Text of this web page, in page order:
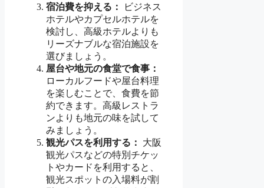
宿泊費を抑える：
ビジネス
ホテルやカプセルホテルを
検討し、高級ホテルよりも
リーズナブルな宿泊施設を
選びましょう。
屋台や地元の食堂で食事：
ローカルフードや屋台料理
を楽しむことで、食費を節
約できます。高級レストラ
ンよりも地元の味を試して
みましょう。
観光パスを利用する：
大阪
観光パスなどの特別チケッ
トやカードを利用すると、
観光スポットの入場料が割